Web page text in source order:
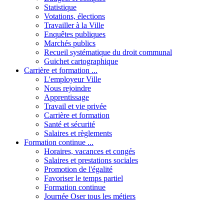
Statistique
Votations, élections
Travailler à la Ville
Enquêtes publiques
Marchés publics
Recueil systématique du droit communal
Guichet cartographique
Carrière et formation ...
L'employeur Ville
Nous rejoindre
Apprentissage
Travail et vie privée
Carrière et formation
Santé et sécurité
Salaires et règlements
Formation continue ...
Horaires, vacances et congés
Salaires et prestations sociales
Promotion de l'égalité
Favoriser le temps partiel
Formation continue
Journée Oser tous les métiers